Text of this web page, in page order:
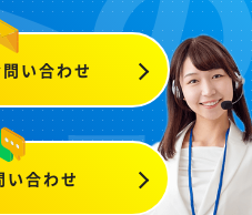
い合わせ
合わせ